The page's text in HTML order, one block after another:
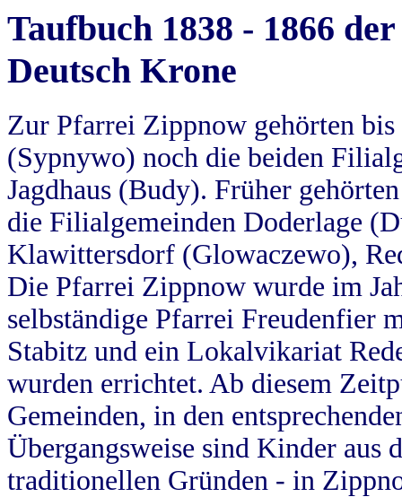
Taufbuch 1838 - 1866
Deutsch Krone
Zur Pfarrei Zippnow gehörten
(Sypnywo) noch die beiden
Jagdhaus (Budy). Früher
die Filialgemeinden Doderlage
Klawittersdorf (Glowaczewo),
Die Pfarrei Zippnow wurde im
selbständige Pfarrei Freudenfier
Stabitz und ein Lokalvikariat
wurden errichtet. Ab diesem
Gemeinden, in den
Übergangsweise sind Kinder aus
traditionellen Gründen - in